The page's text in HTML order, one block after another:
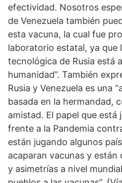
efectividad. Nosotros
de Venezuela también
esta vacuna, la cual fue
laboratorio estatal, ya que
tecnológica de Rusia está
humanidad”. También
Rusia y Venezuela es una
basada en la hermandad,
amistad. El papel que está
frente a la Pandemia
están jugando algunos
acaparan vacunas y están
y asimetrías a nivel